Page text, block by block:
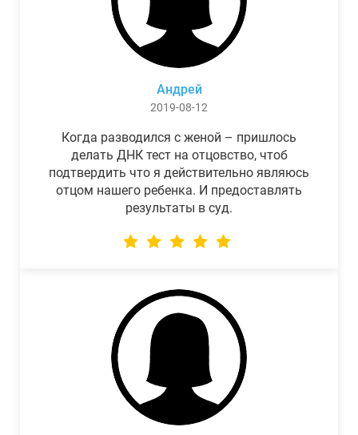
Андрей
2019-08-12
Когда разводился с женой – пришлось
делать ДНК тест на отцовство, чтоб
подтвердить что я действительно являюсь
отцом нашего ребенка. И предоставлять
результаты в суд.